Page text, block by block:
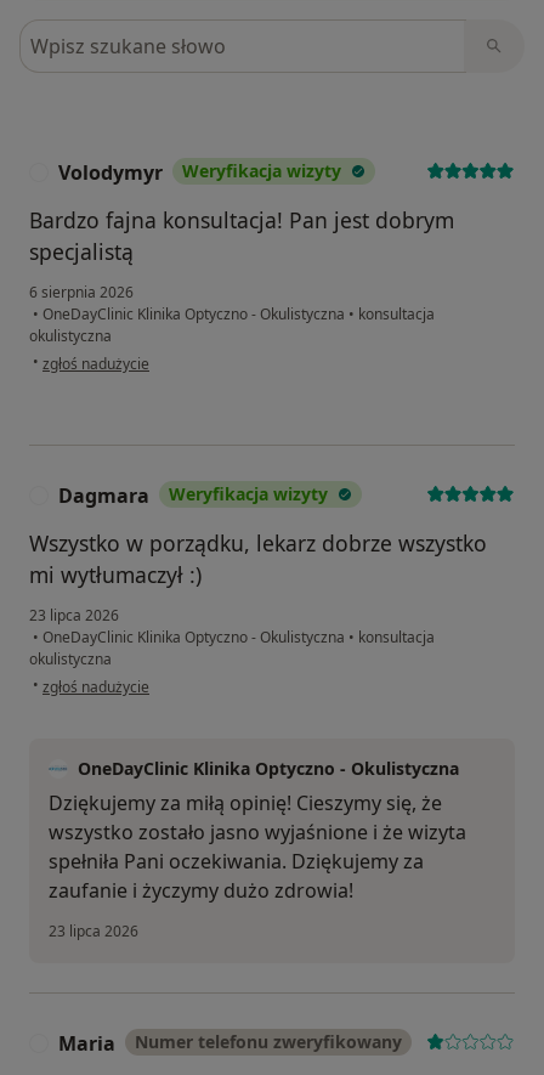
Szukaj w opiniach
Volodymyr Weryfikacja wizyty
Bardzo fajna konsultacja! Pan jest dobrym
specjalistą
6 sierpnia 2026
• OneDayClinic Klinika Optyczno - Okulistyczna • konsultacja
okulistyczna
• w opinii użytkownika Volodymyr
zgłoś nadużycie
Dagmara Weryfikacja wizyty
Wszystko w porządku, lekarz dobrze wszystko
mi wytłumaczył :)
23 lipca 2026
• OneDayClinic Klinika Optyczno - Okulistyczna • konsultacja
okulistyczna
• w opinii użytkownika Dagmara
zgłoś nadużycie
OneDayClinic Klinika Optyczno - Okulistyczna
Dziękujemy za miłą opinię! Cieszymy się, że
wszystko zostało jasno wyjaśnione i że wizyta
spełniła Pani oczekiwania. Dziękujemy za
zaufanie i życzymy dużo zdrowia!
23 lipca 2026
Maria Numer telefonu zweryfikowany